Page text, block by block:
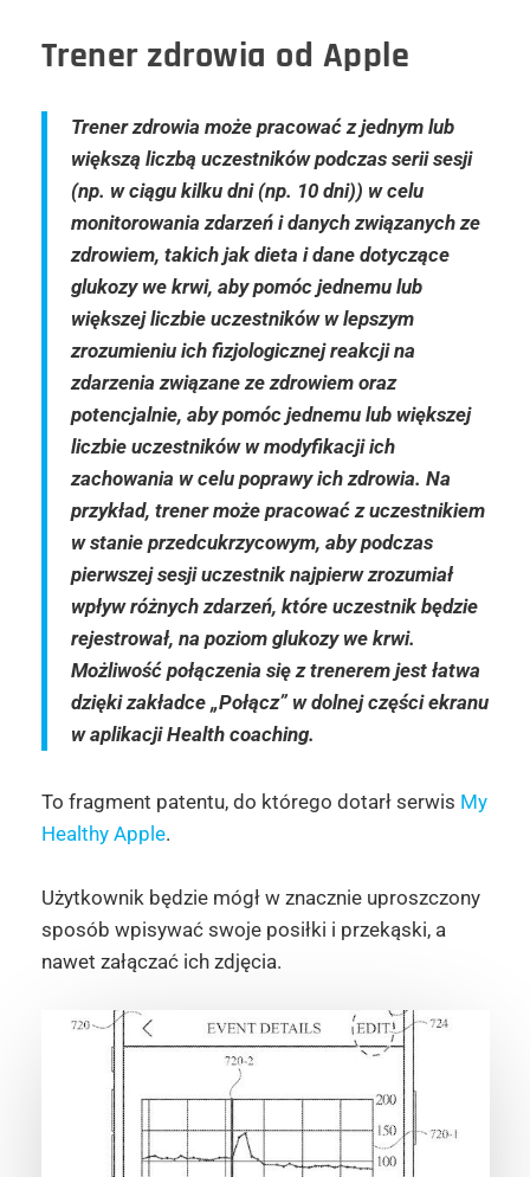
Trener zdrowia od Apple
Trener zdrowia może pracować z jednym lub
większą liczbą uczestników podczas serii sesji
(np. w ciągu kilku dni (np. 10 dni)) w celu
monitorowania zdarzeń i danych związanych ze
zdrowiem, takich jak dieta i dane dotyczące
glukozy we krwi, aby pomóc jednemu lub
większej liczbie uczestników w lepszym
zrozumieniu ich fizjologicznej reakcji na
zdarzenia związane ze zdrowiem oraz
potencjalnie, aby pomóc jednemu lub większej
liczbie uczestników w modyfikacji ich
zachowania w celu poprawy ich zdrowia. Na
przykład, trener może pracować z uczestnikiem
w stanie przedcukrzycowym, aby podczas
pierwszej sesji uczestnik najpierw zrozumiał
wpływ różnych zdarzeń, które uczestnik będzie
rejestrował, na poziom glukozy we krwi.
Możliwość połączenia się z trenerem jest łatwa
dzięki zakładce „Połącz” w dolnej części ekranu
w aplikacji Health coaching.
To fragment patentu, do którego dotarł serwis My
Healthy Apple.
Użytkownik będzie mógł w znacznie uproszczony
sposób wpisywać swoje posiłki i przekąski, a
nawet załączać ich zdjęcia.